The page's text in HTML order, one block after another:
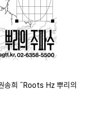
희 ˝Roots Hz 뿌리의